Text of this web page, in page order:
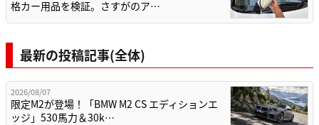
格カー用品を検証。さすがのア…
最新の投稿記事(全体)
2026/08/07
限定M2が登場！「BMW M2 CS エディションエ
ッジ」530馬力＆30k…